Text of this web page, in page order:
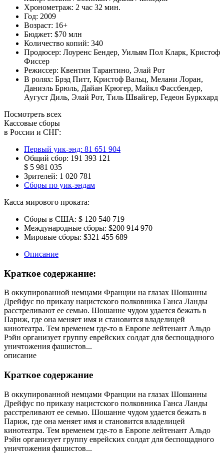
Хронометраж: 2 час 32 мин.
Год: 2009
Возраст: 16+
Бюджет: $70 млн
Количество копий: 340
Продюсер: Лоуренс Бендер, Уильям Пол Кларк, Кристоф
Фиссер
Режиссер: Квентин Тарантино, Элай Рот
В ролях: Брэд Питт, Кристоф Вальц, Мелани Лоран,
Даниэль Брюль, Дайан Крюгер, Майкл Фассбендер,
Аугуст Диль, Элай Рот, Тиль Швайгер, Гедеон Буркхард
Посмотреть всех
Кассовые сборы
в России и СНГ:
Первый уик-энд: 81 651 904
Общий сбор: 191 393 121
$ 5 981 035
Зрителей: 1 020 781
Сборы по уик-эндам
Касса мирового проката:
Сборы в США: $ 120 540 719
Международные сборы: $200 914 970
Мировые сборы: $321 455 689
Описание
Краткое содержание:
В оккупированной немцами Франции на глазах Шошанны
Дрейфус по приказу нацистского полковника Ганса Ланды
расстреливают ее семью. Шошанне чудом удается бежать в
Париж, где она меняет имя и становится владелицей
кинотеатра. Тем временем где-то в Европе лейтенант Альдо
Рэйн организует группу еврейских солдат для беспощадного
уничтожения фашистов...
описание
Краткое содержание
В оккупированной немцами Франции на глазах Шошанны
Дрейфус по приказу нацистского полковника Ганса Ланды
расстреливают ее семью. Шошанне чудом удается бежать в
Париж, где она меняет имя и становится владелицей
кинотеатра. Тем временем где-то в Европе лейтенант Альдо
Рэйн организует группу еврейских солдат для беспощадного
уничтожения фашистов...